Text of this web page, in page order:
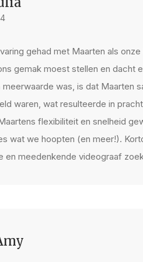
gehad met Maarten als
gemak moest stellen en
was, is dat
waren, wat resulteerde in
flexibiliteit en snelheid
wat we hoopten (en meer!).
en meedenkende videograaf